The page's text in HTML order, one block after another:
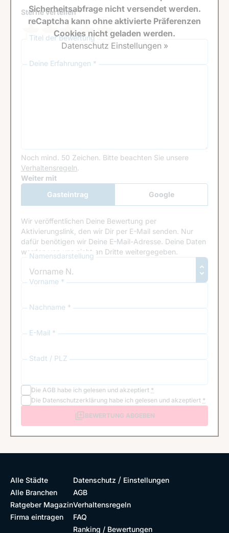
Sterne verteilen *
Titel der Bewertung
Deine Erfahrungen *
Noch mind. 50 Zeichen. Bitte beachten Sie unsere
Verhaltensregeln.
Google Recaptcha
Weiter mit
Gasteintrag
Google
Anmeldung
Wir veröffentlichen Deine Bewertung per
Aktivierungslink, den wir Dir per E-Mail senden. Nur
dafür benötigen wir Deine E-Mail-Adresse. Deine Daten
werden von uns nicht an Dritte weitergegeben.
Namensdarstellung
Vorname *
Nachname *
E-Mail *
Stadt / PLZ
Die AGB habe ich gelesen und akzeptiert *
Die Datenschutzerklärung habe ich gelesen und akzeptiert *
BEWERTUNG ABGEBEN
Sicherheitsabfrage nicht versendet werden.
reCaptcha kann ohne aktivierte Präferenzen
Cookies nicht geladen werden.
Datenschutz Einstellungen »
Alle Städte
Alle Branchen
Ratgeber Magazin
Firma eintragen
Datenschutz / Einstellungen
AGB
Verhaltensregeln
FAQ
Ranking / Bewertungen